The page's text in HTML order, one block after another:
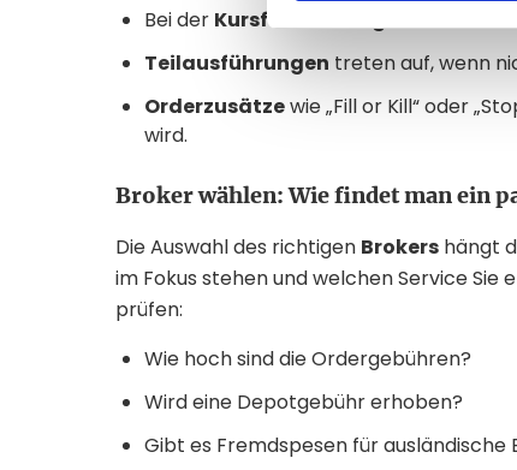
Bei der Kursfeststellung
Teilausführungen treten auf, wenn
Orderzusätzewie „Fill or Kill“ oder
wird.
Broker wählen: Wie findet man ein
Die Auswahl des richtigen Brokers hängt
im Fokus stehen und welchen Service Sie
prüfen:
Wie hoch sind die Ordergebühren?
Wird eine Depotgebühr erhoben?
Gibt es Fremdspesen für ausländische